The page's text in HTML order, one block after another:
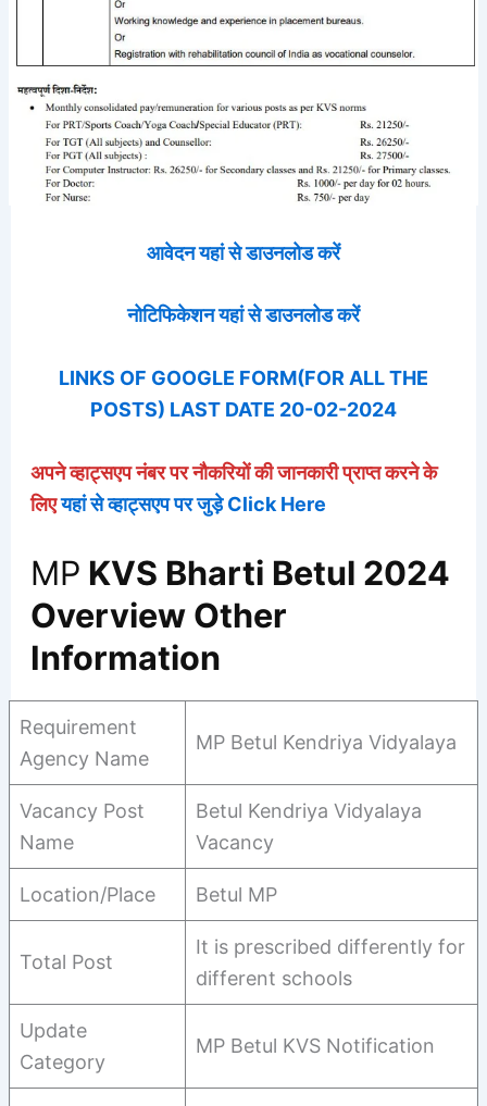
आवेदन यहां से डाउनलोड करें
नोटिफिकेशन यहां से डाउनलोड करें
LINKS OF GOOGLE FORM(FOR ALL THE
POSTS) LAST DATE 20-02-2024
अपने व्हाट्सएप नंबर पर नौकरियों की जानकारी प्राप्त करने के
लिएयहां से व्हाट्सएप पर जुड़े Click Here
MP KVS Bharti Betul 2024
Overview Other
Information
Requirement
Agency Name
MP Betul Kendriya Vidyalaya
Vacancy Post
Name
Betul Kendriya Vidyalaya
Vacancy
Location/Place Betul MP
Total Post
It is prescribed differently for
different schools
Update
Category
MP Betul KVS Notification